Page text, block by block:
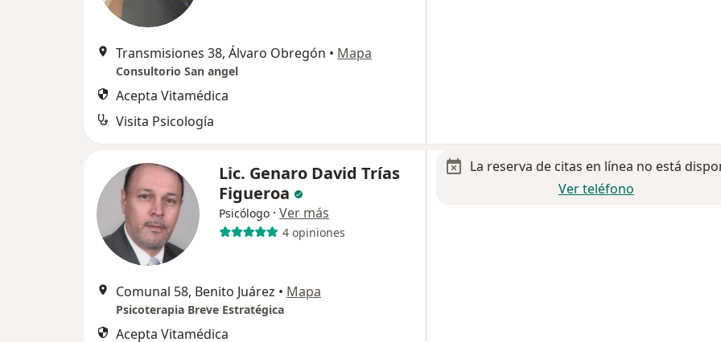
Transmisiones 38, Álvaro Obregón • Mapa
Consultorio San angel
Acepta Vitamédica
Visita Psicología
Lic. Genaro David Trías
Figueroa
Psicólogo · Ver más
4 opiniones
Comunal 58, Benito Juárez • Mapa
Psicoterapia Breve Estratégica
Acepta Vitamédica
La reserva de citas en línea no está
Ver teléfono